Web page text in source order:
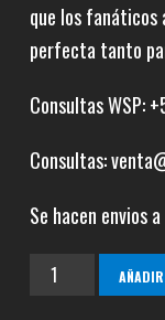
que los fanáticos
perfecta tanto
Consultas WSP:
Consultas:
Se hacen envios
Tigro